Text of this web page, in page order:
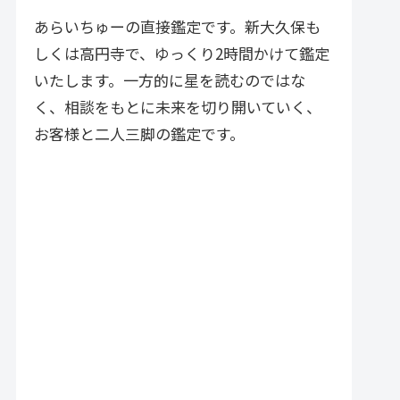
す。
あらいちゅーの直接鑑定です。新大久保も
しくは高円寺で、ゆっくり2時間かけて鑑定
いたします。一方的に星を読むのではな
く、相談をもとに未来を切り開いていく、
お客様と二人三脚の鑑定です。